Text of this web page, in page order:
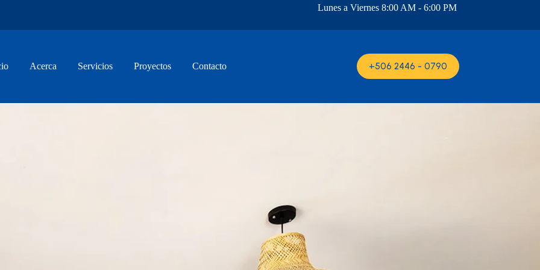
Lunes a Viernes 8:00 AM - 6:00 PM
Acerca Servicios Proyectos Contacto +506 2446 - 0790